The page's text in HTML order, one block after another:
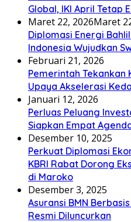
Global, IKI April Tetap
Maret 22, 2026Maret
Diplomasi Energi
Indonesia Wujudkan
Februari 21, 2026
Pemerintah Tekankan
Upaya Akselerasi
Januari 12, 2026
Perluas Peluang
Siapkan Empat
Desember 10, 2025
Perkuat Diplomasi
KBRI Rabat Dorong
di Maroko
Desember 3, 2025
Asuransi BMN
Resmi Diluncurkan